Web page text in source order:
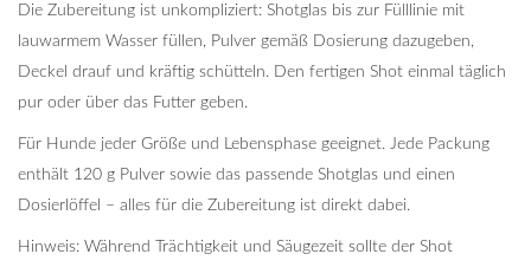
Die Zubereitung ist unkompliziert: Shotglas bis zur Fülllinie mit
lauwarmem Wasser füllen, Pulver gemäß Dosierung dazugeben,
Deckel drauf und kräftig schütteln. Den fertigen Shot einmal täglich
pur oder über das Futter geben.
Für Hunde jeder Größe und Lebensphase geeignet. Jede Packung
enthält 120 g Pulver sowie das passende Shotglas und einen
Dosierlöffel – alles für die Zubereitung ist direkt dabei.
Hinweis: Während Trächtigkeit und Säugezeit sollte der Shot